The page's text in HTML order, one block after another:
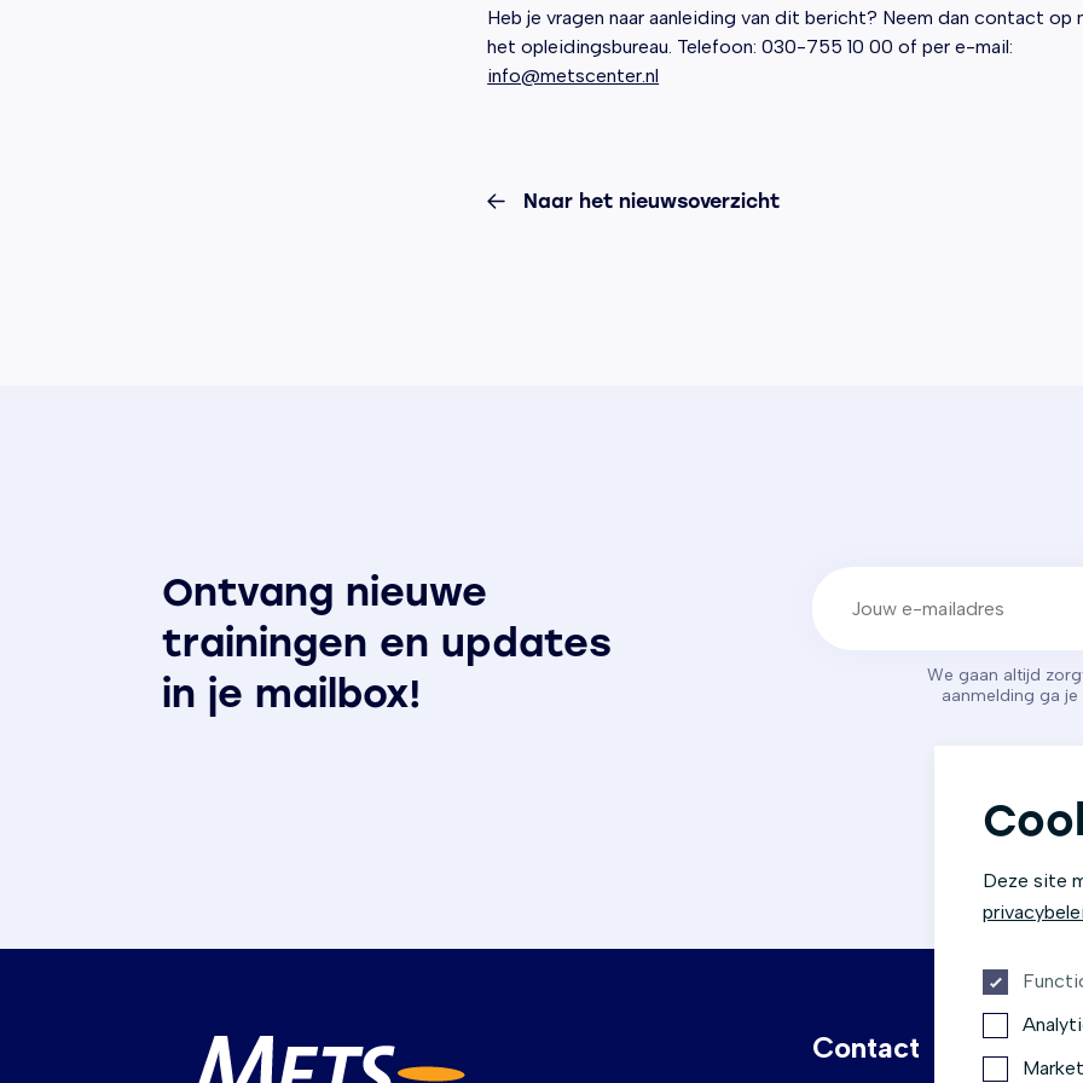
Deze site
Heb je vragen naar aanleiding van dit bericht? Neem dan contact op
het opleidingsbureau. Telefoon: 030-755 10 00 of per e-mail:
info@metscenter.nl
Naar het nieuwsoverzicht
Ontvang nieuwe
trainingen en updates
in je mailbox!
We gaan altijd
aanmelding ga
Contact Socials